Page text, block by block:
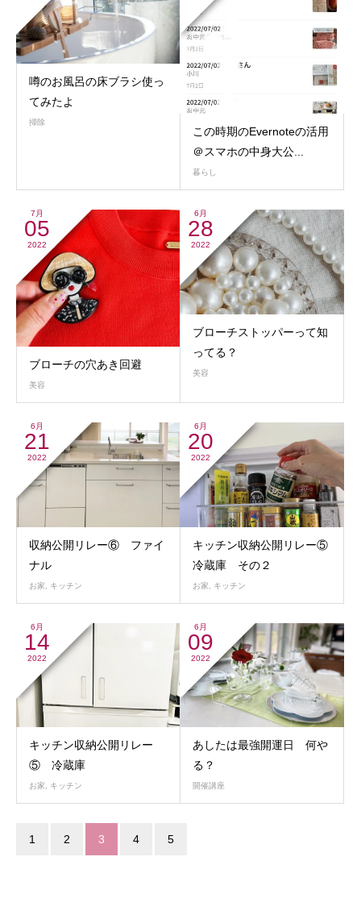
噂のお風呂の床ブラシ使っ
てみたよ
掃除
この時期のEvernoteの活用
＠スマホの中身大公...
暮らし
7月
05
2022
ブローチの穴あき回避
美容
6月
28
2022
ブローチストッパーって知
ってる？
美容
6月
21
2022
収納公開リレー⑥ ファイ
ナル
お家 キッチン
6月
20
2022
キッチン収納公開リレー⑤
冷蔵庫 その２
お家 キッチン
6月
14
2022
キッチン収納公開リレー
⑤ 冷蔵庫
お家 キッチン
6月
09
2022
あしたは最強開運日 何や
る？
開催講座
1 2 3 4 5